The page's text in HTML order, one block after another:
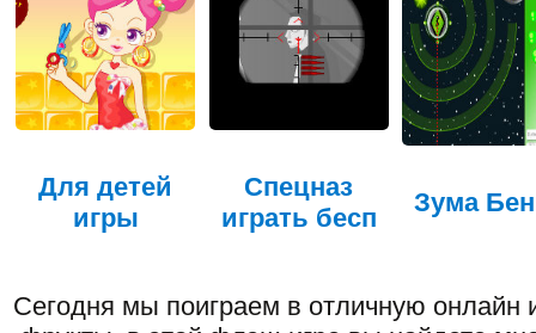
Для детей
игры
Cпецназ
играть бесп
Зума
Сегодня мы поиграем в отличную онлайн